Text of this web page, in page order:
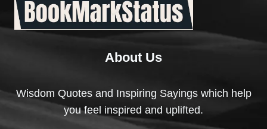
About Us
Wisdom Quotes and Inspiring Sayings which help
you feel inspired and uplifted.